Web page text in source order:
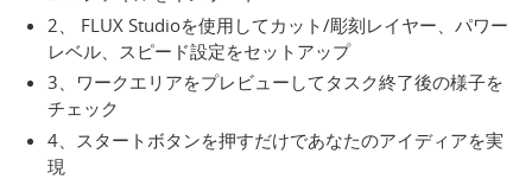
2、 FLUX Studioを使用してカット/彫刻レイヤー、パワー
レベル、スピード設定をセットアップ
3、ワークエリアをプレビューしてタスク終了後の様子を
チェック
4、スタートボタンを押すだけであなたのアイディアを実
現